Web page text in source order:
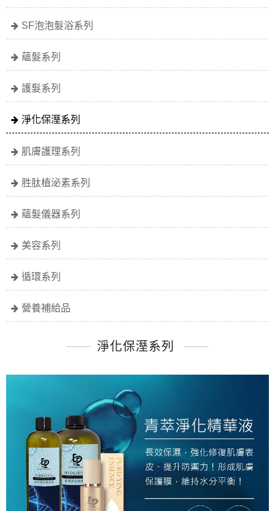
SF泡泡髮浴系列
蘊髮系列
護髮系列
淨化保溼系列
肌膚護理系列
胜肽植泌素系列
蘊髮儀器系列
美容系列
循環系列
營養補給品
淨化保溼系列